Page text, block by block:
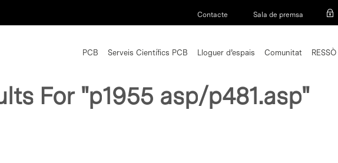
Contacte Sala de premsa
PCB Serveis Científics PCB Lloguer d’espais Comunitat RESSÒ
For "p1955 asp/p481.asp"